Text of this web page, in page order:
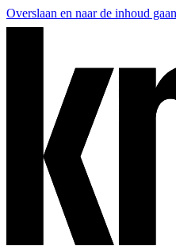
Overslaan en naar de inhoud gaan